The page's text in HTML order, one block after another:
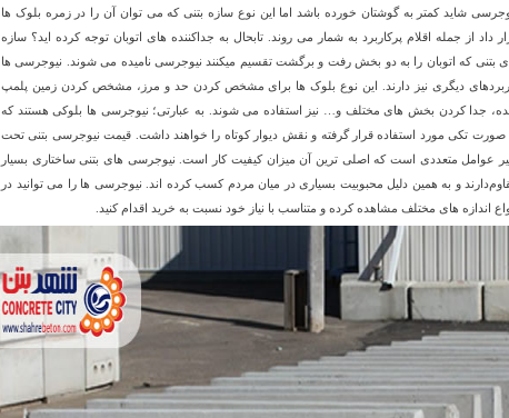
شاید کمتر به گوشتان خورده باشد اما این نوع سازه بتنی که می توان آن را در زمره بلوک ها
داد از جمله اقلام پرکاربرد به شمار می روند. تابحال به جداکننده های اتوبان توجه کرده اید؟ سازه
بتنی که اتوبان را به دو بخش رفت و برگشت تقسیم میکنند نیوجرسی نامیده می شوند. نیوجرسی ها
دیگری نیز دارند. این نوع بلوک ها برای مشخص کردن حد و مرز، مشخص کردن زمین پلمپ
جدا کردن بخش های مختلف و… نیز استفاده می شوند. به عبارتی؛ نیوجرسی ها بلوکی هستند که
صورت تکی مورد استفاده قرار گرفته و نقش دیوار کوتاه را خواهند داشت. قیمت نیوجرسی بتنی تحت
عوامل متعددی است که اصلی ترین آن میزان کیفیت کار است. نیوجرسی های بتنی ساختاری بسیار
و به همین دلیل محبوبیت بسیاری در میان مردم کسب کرده اند. نیوجرسی ها را می توانید در
اندازه های مختلف مشاهده کرده و متناسب با نیاز خود نسبت به خرید اقدام کنید.